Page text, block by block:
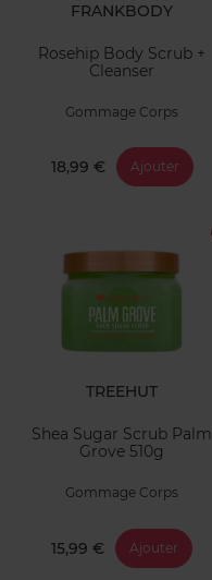
FRANKBODY
Rosehip Body Scrub +
Cleanser
Gommage Corps
18,99 € Ajouter
TREEHUT
Shea Sugar Scrub Palm
Grove 510g
Gommage Corps
15,99 € Ajouter